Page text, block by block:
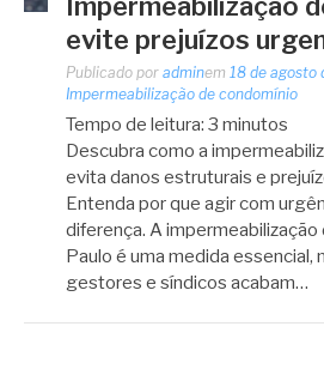
evite prejuízos
Publicado por adminem 18 de agosto
Impermeabilização de condomínio
Tempo de leitura: 3 minutos
Descubra como a
evita danos estruturais e
Entenda por que agir com
diferença. A impermeabilização
Paulo é uma medida essencial,
gestores e síndicos acabam…